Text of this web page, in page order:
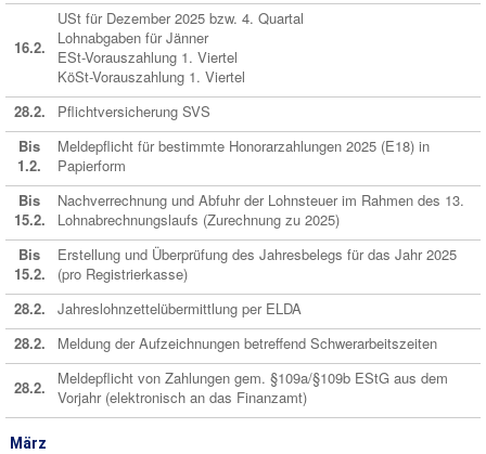
16.2.
USt für Dezember 2025 bzw. 4. Quartal
Lohnabgaben für Jänner
ESt-Vorauszahlung 1. Viertel
KöSt-Vorauszahlung 1. Viertel
28.2.
Pflichtversicherung SVS
Bis
1.2.
Meldepflicht für bestimmte Honorarzahlungen 2025 (E18) in
Papierform
Bis
15.2.
Nachverrechnung und Abfuhr der Lohnsteuer im Rahmen des 13.
Lohnabrechnungslaufs (Zurechnung zu 2025)
Bis
15.2.
Erstellung und Überprüfung des Jahresbelegs für das Jahr 2025
(pro Registrierkasse)
28.2.
Jahreslohnzettelübermittlung per ELDA
28.2.
Meldung der Aufzeichnungen betreffend Schwerarbeitszeiten
28.2.
Meldepflicht von Zahlungen gem. §109a/§109b EStG aus dem
Vorjahr (elektronisch an das Finanzamt)
März